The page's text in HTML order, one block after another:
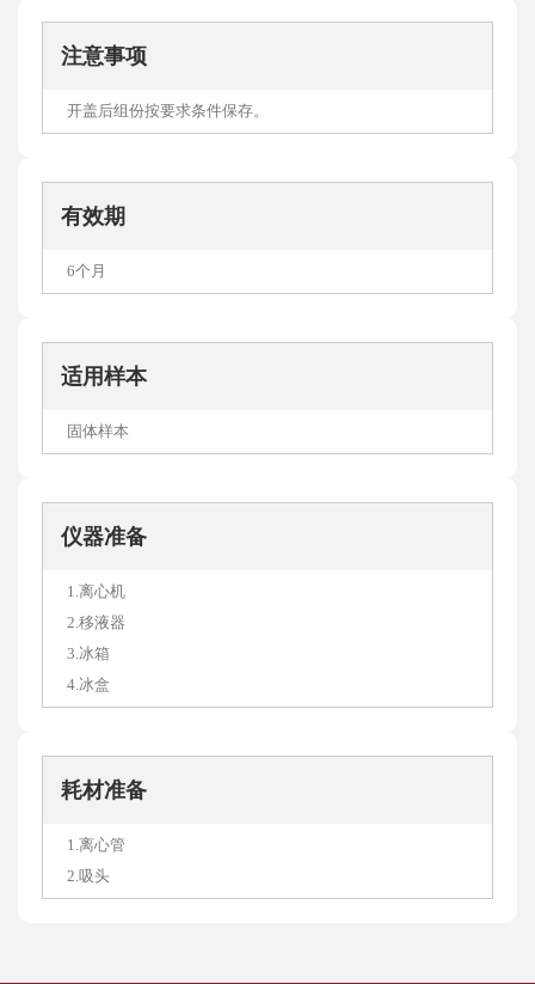
注意事项
开盖后组份按要求条件保存。
有效期
6个月
适用样本
固体样本
仪器准备
1.离心机
2.移液器
3.冰箱
4.冰盒
耗材准备
1.离心管
2.吸头